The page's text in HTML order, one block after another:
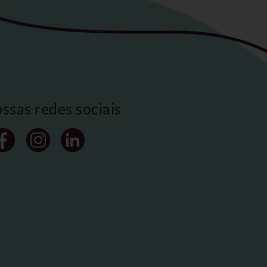
redes sociais